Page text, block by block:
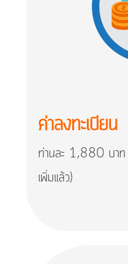
ค่าลงทะเบียน
ท่านละ 1,880 บาท
เพิ่มแล้ว)